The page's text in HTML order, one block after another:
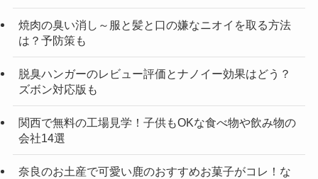
焼肉の臭い消し～服と髪と口の嫌なニオイを取る方法
は？予防策も
脱臭ハンガーのレビュー評価とナノイー効果はどう？
ズボン対応版も
関西で無料の工場見学！子供もOKな食べ物や飲み物の
会社14選
奈良のお土産で可愛い鹿のおすすめお菓子がコレ！な